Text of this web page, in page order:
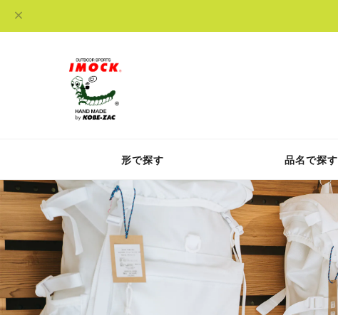
形で探す 品名で探す